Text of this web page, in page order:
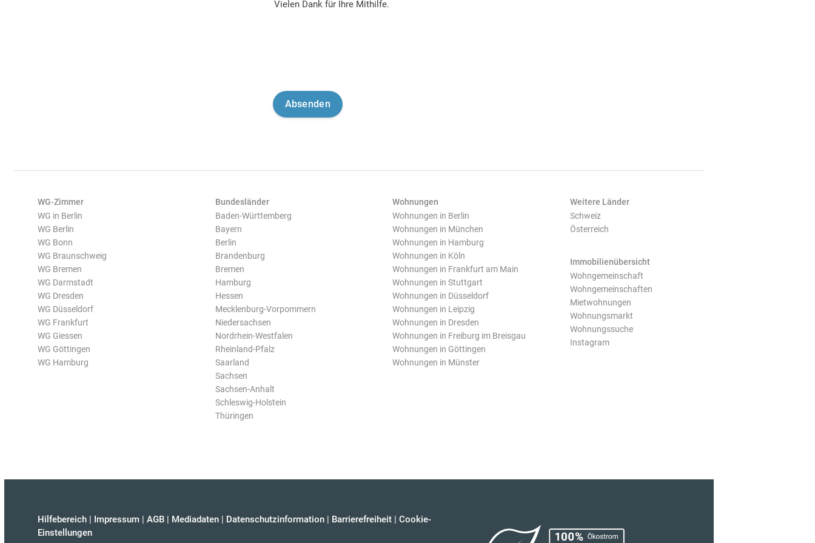
Vielen Dank für Ihre Mithilfe.
WG-Zimmer
WG in Berlin
WG Berlin
WG Bonn
WG Braunschweig
WG Bremen
WG Darmstadt
WG Dresden
WG Düsseldorf
WG Frankfurt
WG Giessen
WG Göttingen
WG Hamburg
Bundesländer
Baden-Württemberg
Bayern
Berlin
Brandenburg
Bremen
Hamburg
Hessen
Mecklenburg-Vorpommern
Niedersachsen
Nordrhein-Westfalen
Rheinland-Pfalz
Saarland
Sachsen
Sachsen-Anhalt
Schleswig-Holstein
Thüringen
Wohnungen
Wohnungen in Berlin
Wohnungen in München
Wohnungen in Hamburg
Wohnungen in Köln
Wohnungen in Frankfurt am Main
Wohnungen in Stuttgart
Wohnungen in Düsseldorf
Wohnungen in Leipzig
Wohnungen in Dresden
Wohnungen in Freiburg im Breisgau
Wohnungen in Göttingen
Wohnungen in Münster
Weitere Länder
Schweiz
Österreich
Immobilienübersicht
Wohngemeinschaft
Wohngemeinschaften
Mietwohnungen
Wohnungsmarkt
Wohnungssuche
Instagram
Hilfebereich | Impressum | AGB | Mediadaten | Datenschutzinformation | Barrierefreiheit | Cookie-
Einstellungen